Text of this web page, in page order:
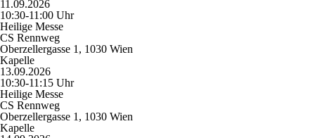
11.09.2026
10:30-11:00 Uhr
Heilige Messe
CS Rennweg
Oberzellergasse 1, 1030 Wien
Kapelle
13.09.2026
10:30-11:15 Uhr
Heilige Messe
CS Rennweg
Oberzellergasse 1, 1030 Wien
Kapelle